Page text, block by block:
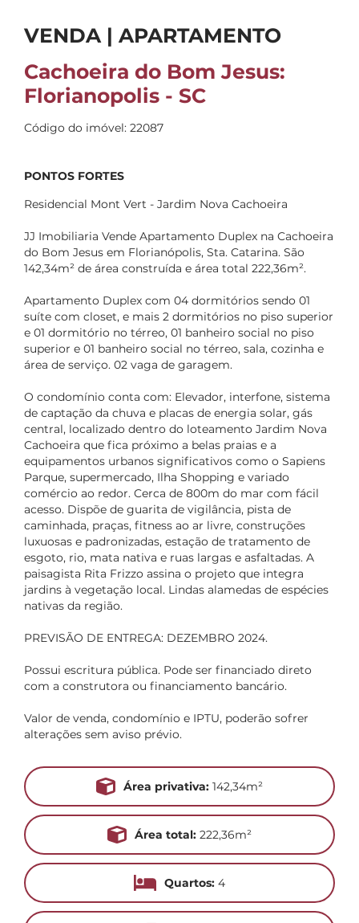
VENDA | APARTAMENTO
Cachoeira do Bom Jesus:
Florianopolis - SC
Código do imóvel: 22087
PONTOS FORTES
Residencial Mont Vert - Jardim Nova Cachoeira
JJ Imobiliaria Vende Apartamento Duplex na Cachoeira
do Bom Jesus em Florianópolis, Sta. Catarina. São
142,34m² de área construída e área total 222,36m².
Apartamento Duplex com 04 dormitórios sendo 01
suíte com closet, e mais 2 dormitórios no piso superior
e 01 dormitório no térreo, 01 banheiro social no piso
superior e 01 banheiro social no térreo, sala, cozinha e
área de serviço. 02 vaga de garagem.
O condomínio conta com: Elevador, interfone, sistema
de captação da chuva e placas de energia solar, gás
central, localizado dentro do loteamento Jardim Nova
Cachoeira que fica próximo a belas praias e a
equipamentos urbanos significativos como o Sapiens
Parque, supermercado, Ilha Shopping e variado
comércio ao redor. Cerca de 800m do mar com fácil
acesso. Dispõe de guarita de vigilância, pista de
caminhada, praças, fitness ao ar livre, construções
luxuosas e padronizadas, estação de tratamento de
esgoto, rio, mata nativa e ruas largas e asfaltadas. A
paisagista Rita Frizzo assina o projeto que integra
jardins à vegetação local. Lindas alamedas de espécies
nativas da região.
PREVISÃO DE ENTREGA: DEZEMBRO 2024.
Possui escritura pública. Pode ser financiado direto
com a construtora ou financiamento bancário.
Valor de venda, condomínio e IPTU, poderão sofrer
alterações sem aviso prévio.
Área privativa:142,34m²
Área total:222,36m²
Quartos: 4